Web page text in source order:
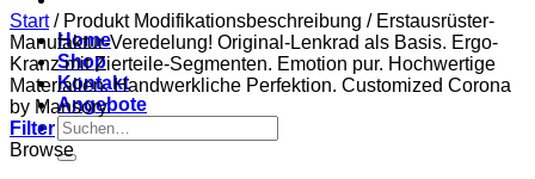
Home
Shop
Kontakt
Angebote
Suchen
nach:
Start /Produkt Modifikationsbeschreibung /Erstausrüster-
Manufaktur-Veredelung! Original-Lenkrad als Basis. Ergo-
Kranz mit Zierteile-Segmenten. Emotion pur. Hochwertige
Materialien. Handwerkliche Perfektion. Customized Corona
by Mansory.
Filter
Browse